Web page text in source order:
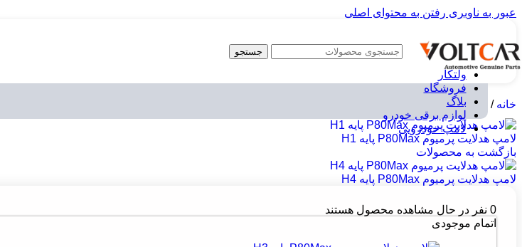
عبور به ناوبری رفتن به محتوای اصلی
جستجو
ولتکار
فروشگاه
بلاگ
لوازم برقی خودرو
لامپ خودرویی
خانه/ لوازم برقی خودرو
لامپ هدلایت پرمیوم P80Max پایه H1
بازگشت به محصولات
لامپ هدلایت پرمیوم P80Max پایه H4
0 نفر در حال مشاهده محصول هستند
اتمام موجودی